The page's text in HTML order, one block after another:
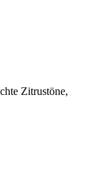
Zitrustöne,